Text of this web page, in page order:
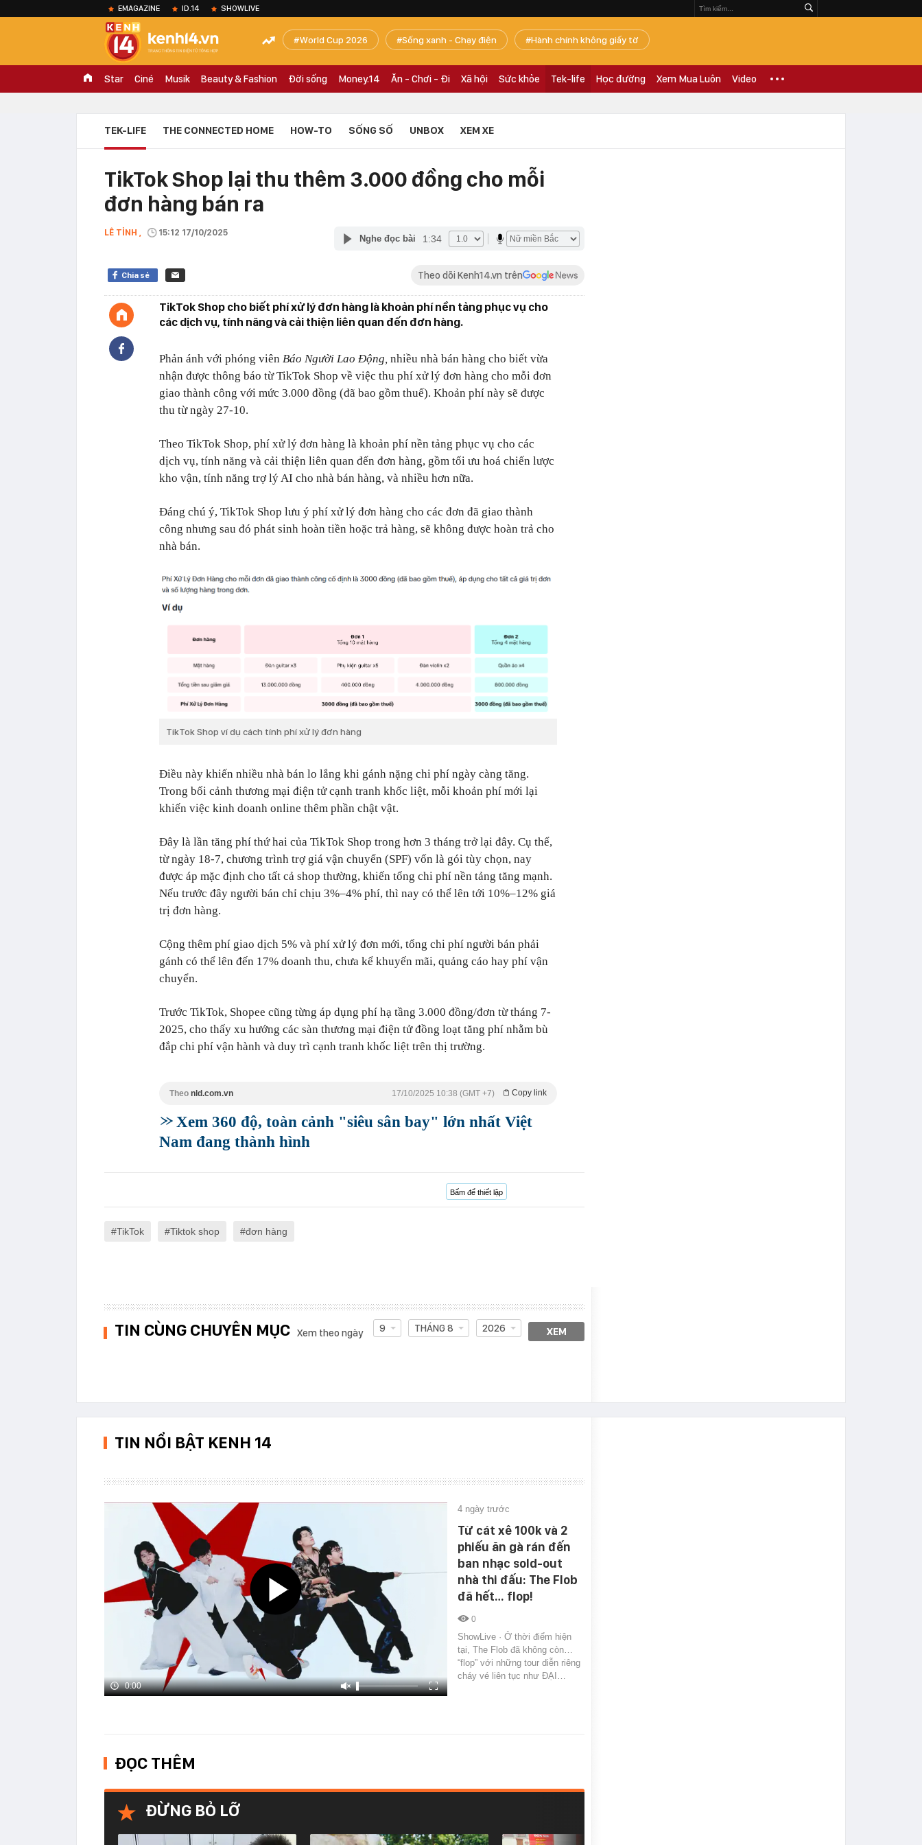
EMAGAZINE ID.14 SHOWLIVE
World Cup 2026 Sống xanh - Chạy điện Hành chính không giấy tờ
Star Ciné Musik Beauty & Fashion Đời sống Money.14 Ăn - Chơi - Đi Xã hội Sức khỏe Tek-life Học đường Xem Mua Luôn Video
TEK-LIFE THE CONNECTED HOME HOW-TO SỐNG SỐ UNBOX XEM XE
TikTok Shop lại thu thêm 3.000 đồng cho mỗi
đơn hàng bán ra
LÊ TỈNH , 15:12 17/10/2025
Nghe đọc bài 1:34
Chia sẻ Theo dõi Kenh14.vn trên
TikTok Shop cho biết phí xử lý đơn hàng là khoản phí nền tảng phục vụ cho
các dịch vụ, tính năng và cải thiện liên quan đến đơn hàng.
Phản ánh với phóng viên Báo Người Lao Động, nhiều nhà bán hàng cho biết vừa
nhận được thông báo từ TikTok Shop về việc thu phí xử lý đơn hàng cho mỗi đơn
giao thành công với mức 3.000 đồng (đã bao gồm thuế). Khoản phí này sẽ được
thu từ ngày 27-10.
Theo TikTok Shop, phí xử lý đơn hàng là khoản phí nền tảng phục vụ cho các
dịch vụ, tính năng và cải thiện liên quan đến đơn hàng, gồm tối ưu hoá chiến lược
kho vận, tính năng trợ lý AI cho nhà bán hàng, và nhiều hơn nữa.
Đáng chú ý, TikTok Shop lưu ý phí xử lý đơn hàng cho các đơn đã giao thành
công nhưng sau đó phát sinh hoàn tiền hoặc trả hàng, sẽ không được hoàn trả cho
nhà bán.
TikTok Shop ví dụ cách tính phí xử lý đơn hàng
Điều này khiến nhiều nhà bán lo lắng khi gánh nặng chi phí ngày càng tăng.
Trong bối cảnh thương mại điện tử cạnh tranh khốc liệt, mỗi khoản phí mới lại
khiến việc kinh doanh online thêm phần chật vật.
Đây là lần tăng phí thứ hai của TikTok Shop trong hơn 3 tháng trở lại đây. Cụ thể,
từ ngày 18-7, chương trình trợ giá vận chuyển (SPF) vốn là gói tùy chọn, nay
được áp mặc định cho tất cả shop thường, khiến tổng chi phí nền tảng tăng mạnh.
Nếu trước đây người bán chỉ chịu 3%–4% phí, thì nay có thể lên tới 10%–12% giá
trị đơn hàng.
Cộng thêm phí giao dịch 5% và phí xử lý đơn mới, tổng chi phí người bán phải
gánh có thể lên đến 17% doanh thu, chưa kể khuyến mãi, quảng cáo hay phí vận
chuyển.
Trước TikTok, Shopee cũng từng áp dụng phí hạ tầng 3.000 đồng/đơn từ tháng 7-
2025, cho thấy xu hướng các sàn thương mại điện tử đồng loạt tăng phí nhằm bù
đắp chi phí vận hành và duy trì cạnh tranh khốc liệt trên thị trường.
Theo nld.com.vn Copy link
17/10/2025 10:38 (GMT +7)
Xem 360 độ, toàn cảnh "siêu sân bay" lớn nhất Việt
Nam đang thành hình
Bấm để thiết lập
TikTok Tiktok shop đơn hàng
TIN CÙNG CHUYÊN MỤC Xem theo ngày 9 THÁNG 8 2026 XEM
TIN NỔI BẬT KENH 14
0:00
4 ngày trước
Từ cát xê 100k và 2
phiếu ăn gà rán đến
ban nhạc sold-out
nhà thi đấu: The Flob
đã hết… flop!
0
ShowLive · Ở thời điểm hiện
tại, The Flob đã không còn…
“flop” với những tour diễn riêng
cháy vé liên tục như ĐẠI…
ĐỌC THÊM
ĐỪNG BỎ LỠ